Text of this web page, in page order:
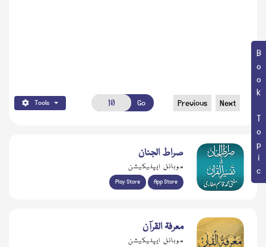
Book Topic
Tools Go Previous Next
صراط الجنان
موبائل ایپلیکیشن
Play Store App Store
معرفۃ القرآن
موبائل ایپلیکیشن